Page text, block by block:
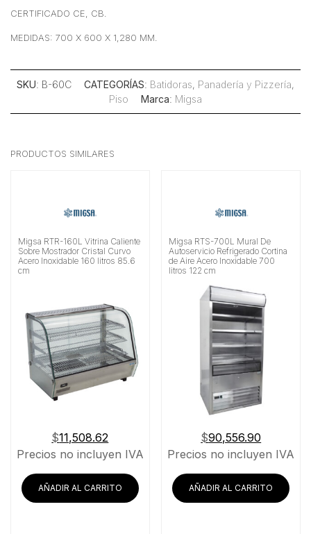
CERTIFICADO CE, CB.
MEDIDAS: 700 X 600 X 1,280 MM.
SKU: B-60C CATEGORÍAS: Batidoras, Panadería y Pizzería,
Piso
Marca: Migsa
PRODUCTOS SIMILARES
Migsa RTR-160L Vitrina Caliente
Sobre Mostrador Cristal Curvo
Acero Inoxidable 160 litros 85.6
cm
$11,508.62
Precios no incluyen IVA
AÑADIR AL CARRITO
Migsa RTS-700L Mural De
Autoservicio Refrigerado Cortina
de Aire Acero Inoxidable 700
litros 122 cm
$90,556.90
Precios no incluyen IVA
AÑADIR AL CARRITO